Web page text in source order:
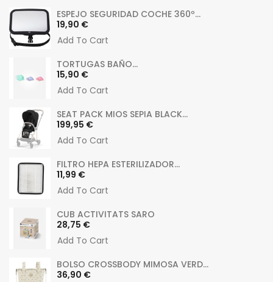
ESPEJO SEGURIDAD COCHE 360º...
Preu
19,90 €
Add To Cart
TORTUGAS BAÑO...
Preu
15,90 €
Add To Cart
SEAT PACK MIOS SEPIA BLACK...
Preu
199,95 €
Add To Cart
FILTRO HEPA ESTERILIZADOR...
Preu
11,99 €
Add To Cart
CUB ACTIVITATS SARO
Preu
28,75 €
Add To Cart
BOLSO CROSSBODY MIMOSA VERD...
Preu
36,90 €